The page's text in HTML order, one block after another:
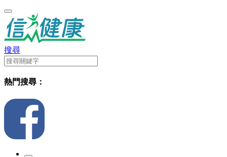
搜尋
熱門搜尋：